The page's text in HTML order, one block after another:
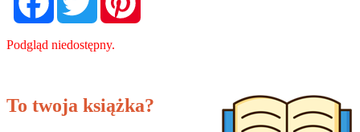
Podgląd niedostępny.
To twoja książka?